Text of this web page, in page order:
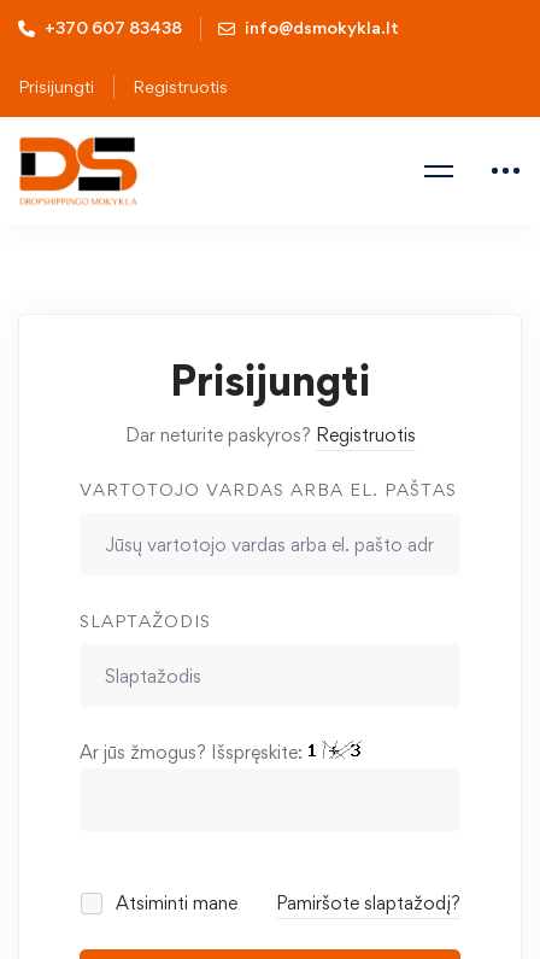
+370 607 83438 info@dsmokykla.lt
Prisijungti Registruotis
Prisijungti
Dar neturite paskyros? Registruotis
VARTOTOJO VARDAS ARBA EL. PAŠTAS
SLAPTAŽODIS
Ar jūs žmogus? Išspręskite:
Atsiminti mane Pamiršote slaptažodį?